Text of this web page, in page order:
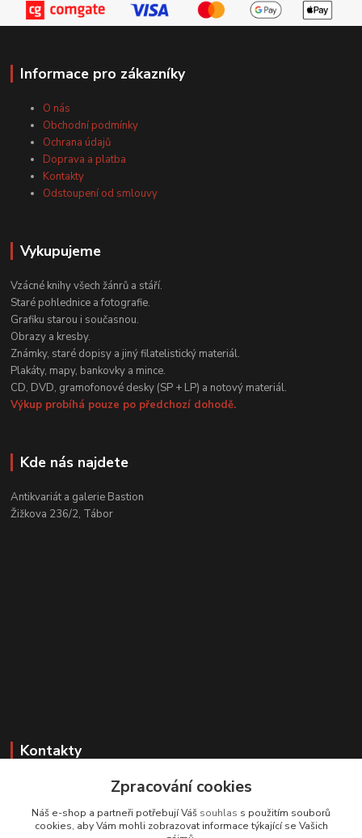
Informace pro zákazníky
O nás
Obchodní podmínky
Ochrana údajů
Doprava a platba
Kontakty
Odstoupení od smlouvy
Vykupujeme
Vzácné knihy všech žánrů a stáří.
Staré pohlednice a fotografie.
Grafiku starou i současnou.
Obrazy a kresby.
Známky, staré dopisy a jiný filatelistický materiál.
Plakáty, mapy, bankovky a mince.
CD, DVD, gramofonové desky (SP + LP) a notový materiál.
Výkup probíhá pouze po předchozí dohodě.
Kde nás najdete
Antikvariát a galerie Bastion
Žižkova 236/2, Tábor
Kontakty
Zákaznická podpora
+420 608 331 344
(Po-Pá, 11-17 hod.; So, 9-12 hod.)
Zpracování cookies
Náš e-shop a partneři potřebují Váš souhlas s použitím souborů
cookies, aby Vám mohli zobrazovat informace týkající se Vašich